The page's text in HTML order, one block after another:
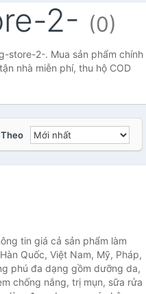
nước lâu
trôi Quick
Waterproof
Mascara
The Face
2- (0)
store-2-. Mua sản phẩm chính
nhà miễn phí, thu hộ COD
Theo
tin giá cả sản phẩm làm
Quốc, Việt Nam, Mỹ, Pháp,
phú đa dạng gồm dưỡng da,
chống nắng, trị mụn, sữa rửa